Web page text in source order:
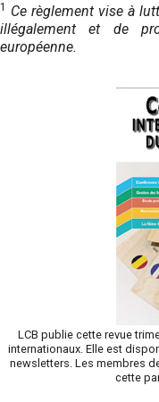
1
Ce règlement vise à
illégalement et de
européenne.
LCB publie cette revue
internationaux. Elle est
newsletters. Les membres
cette